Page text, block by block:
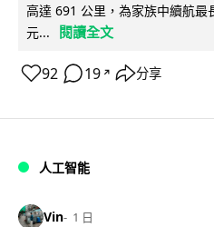
高達 691 公里，為家族中續航最
元...
閱讀全文
92 19 ↗ 分享
人工智能
Vin 1 日